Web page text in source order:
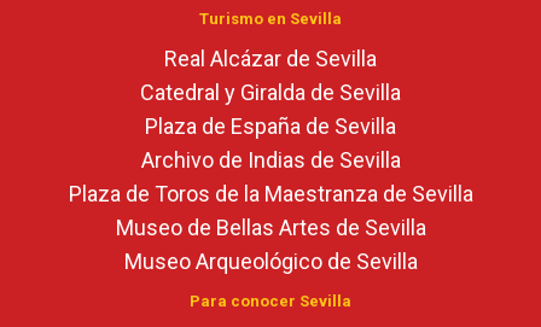
Turismo en Sevilla
Real Alcázar de Sevilla
Catedral y Giralda de Sevilla
Plaza de España de Sevilla
Archivo de Indias de Sevilla
Plaza de Toros de la Maestranza de Sevilla
Museo de Bellas Artes de Sevilla
Museo Arqueológico de Sevilla
Para conocer Sevilla